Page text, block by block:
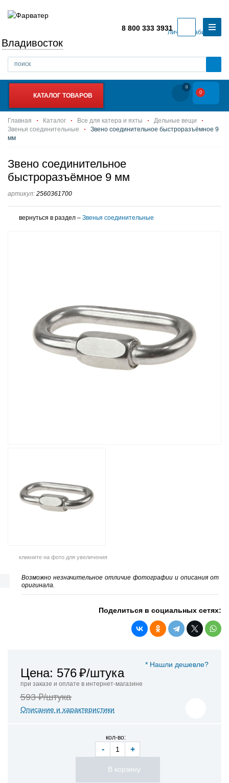
Личный кабинет
Владивосток
8 800 333 3931
КАТАЛОГ ТОВАРОВ
0
0
Главная Каталог Все для катера и яхты
Дельные вещи
Звенья соединительные
Звено соединительное быстроразъёмное 9
мм
Звено соединительное
быстроразъёмное 9 мм
артикул: 2560361700
вернуться в раздел – Звенья соединительные
кликните на фото для увеличения
Возможно незначительное отличие фотографии и описания от
оригинала.
Поделиться в социальных сетях:
* Нашли дешевле?
Цена: 576₽/штука
при заказе и оплате в интернет-магазине
593 ₽/штука
Описание и характеристики
кол-во:
- +